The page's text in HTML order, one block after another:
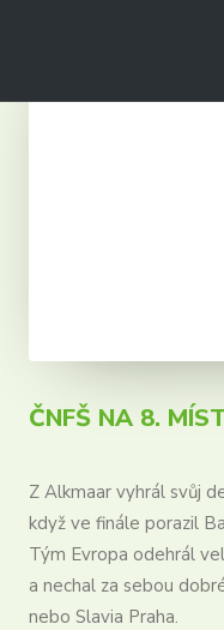
ČNFŠ NA 8.
Z Alkmaar vyhrál svůj
když ve finále porazil
Tým Evropa odehrál
a nechal za sebou
nebo Slavia Praha.